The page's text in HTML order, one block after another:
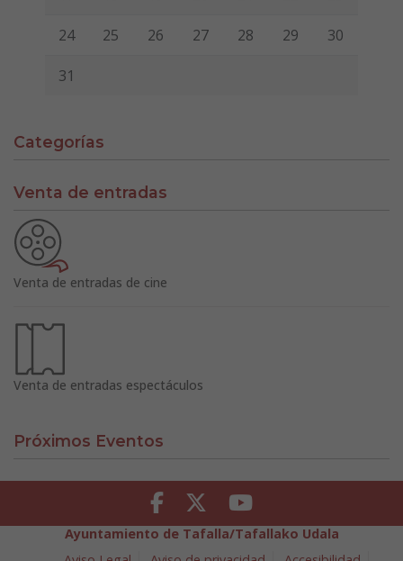
24 25 26 27 28 29 30
31
Categorías
Venta de entradas
Venta de entradas de cine
Venta de entradas espectáculos
Próximos Eventos
Facebook Twitter Youtube
Ayuntamiento de Tafalla/Tafallako Udala